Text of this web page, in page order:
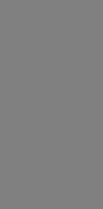
Copyright ©